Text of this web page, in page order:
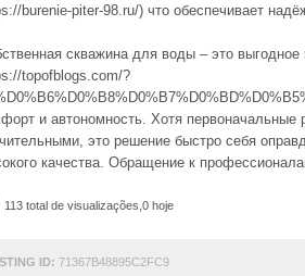
burenie-piter-98.ru/) что обеспечивает
скважина для воды – это
topofblogs.com/?
и автономность. Хотя первоначальные
это решение быстро себя
качества. Обращение к
113 total de visualizações,0 hoje
ID: 71367B48895C2FC9